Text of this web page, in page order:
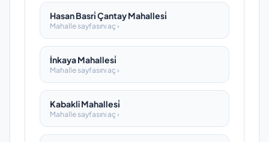
Hasan Basri̇ Çantay Mahallesi̇
Mahalle sayfasını aç ›
İnkaya Mahallesi̇
Mahalle sayfasını aç ›
Kabakli Mahallesi̇
Mahalle sayfasını aç ›